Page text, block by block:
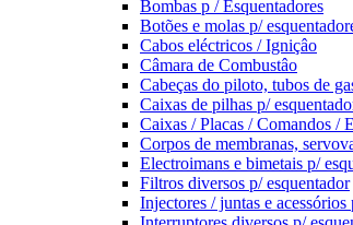
Bombas p / Esquentadores
Botões e molas p/
Cabos eléctricos / Igniçâo
Câmara de Combustâo
Cabeças do piloto, tubos de
Caixas de pilhas p/
Caixas / Placas / Comandos /
Corpos de membranas,
Electroimans e bimetais p/
Filtros diversos p/ esquentador
Injectores / juntas e acessórios